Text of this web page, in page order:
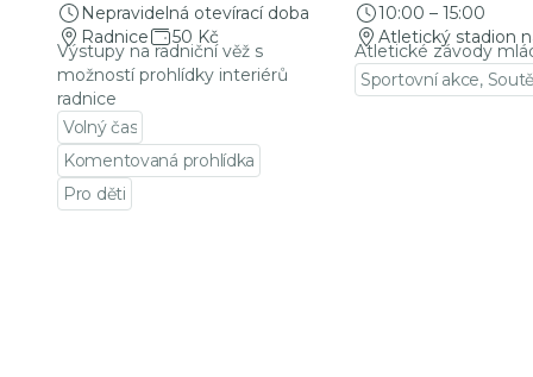
Nepravidelná otevírací doba
Radnice
50 Kč
Výstupy na radniční věž s
možností prohlídky interiérů
radnice
Volný čas
Komentovaná prohlídka
Pro děti
10:00 – 15:00
Atletický stadion
Atletické závody
Sportovní akce,